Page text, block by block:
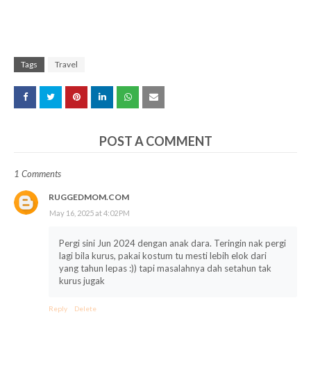
Tags Travel
POST A COMMENT
1 Comments
RUGGEDMOM.COM
May 16, 2025 at 4:02 PM
Pergi sini Jun 2024 dengan anak dara. Teringin nak pergi
lagi bila kurus, pakai kostum tu mesti lebih elok dari
yang tahun lepas :)) tapi masalahnya dah setahun tak
kurus jugak
Reply Delete